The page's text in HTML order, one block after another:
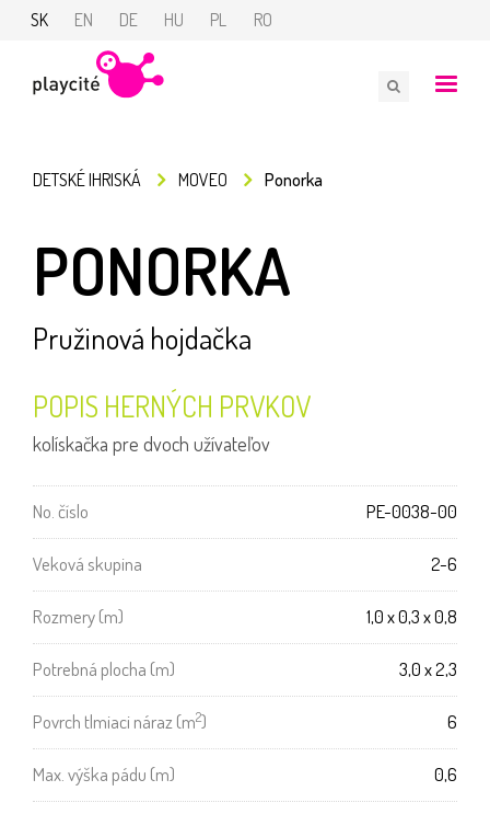
SK EN DE HU PL RO
DETSKÉ IHRISKÁ MOVEO Ponorka
PONORKA
Pružinová hojdačka
POPIS HERNÝCH PRVKOV
kolískačka pre dvoch užívateľov
No. číslo PE-0038-00
Veková skupina 2-6
Rozmery (m) 1,0 x 0,3 x 0,8
Potrebná plocha (m) 3,0 x 2,3
Povrch tlmiaci náraz (m2) 6
Max. výška pádu (m) 0,6